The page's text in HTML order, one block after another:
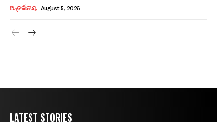
ଅନ୍ତର୍ଜାତୀୟ August 5, 2026
LATEST STORIES